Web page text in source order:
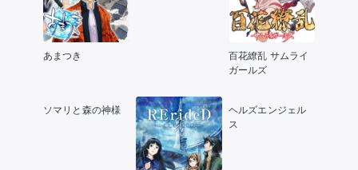
あまつき
百花繚乱 サムライ
ガールズ
ソマリと森の神様
ヘルズエンジェル
ス